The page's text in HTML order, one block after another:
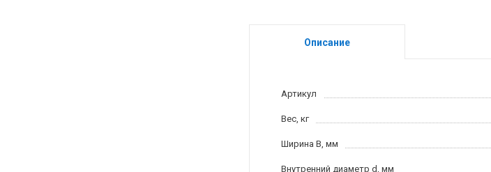
Описание
Артикул
Вес, кг
Ширина B, мм
Внутренний диаметр d, мм